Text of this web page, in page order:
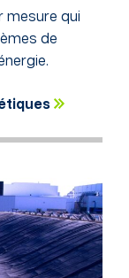
mesure qui
de